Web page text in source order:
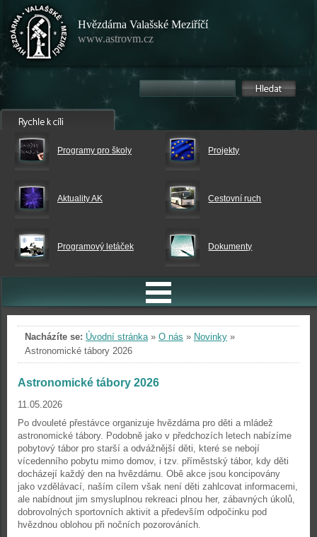
Hvězdárna Valašské Meziříčí
www.astrovm.cz
Programy pro školy Projekty
Aktuality AK Cestovní ruch
Programový letáček Dokumenty
Nacházíte se: Úvodní stránka» O nás » Novinky »
Astronomické tábory 2026
Astronomické tábory 2026
11.05.2026
Po dvouleté přestávce organizuje hvězdárna pro děti a mládež
astronomické tábory. Podobně jako v předchozích letech nabízíme
pobytový tábor pro starší a odvážnější děti, které se nebojí
vícedenního pobytu mimo domov, i tzv. příměstský tábor, kdy děti
docházejí každý den na hvězdárnu. Obě akce jsou koncipovány
jako vzdělávací, naším cílem však není děti zahlcovat informacemi,
ale nabídnout jim smysluplnou rekreaci plnou her, zábavných úkolů,
dobrovolných sportovních aktivit a především odpočinku pod
hvězdnou oblohou při nočních pozorováních.